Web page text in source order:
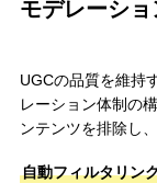
モデレーシ
UGCの品質を維持
レーション体制の
ンテンツを排除し
自動フィルタリン